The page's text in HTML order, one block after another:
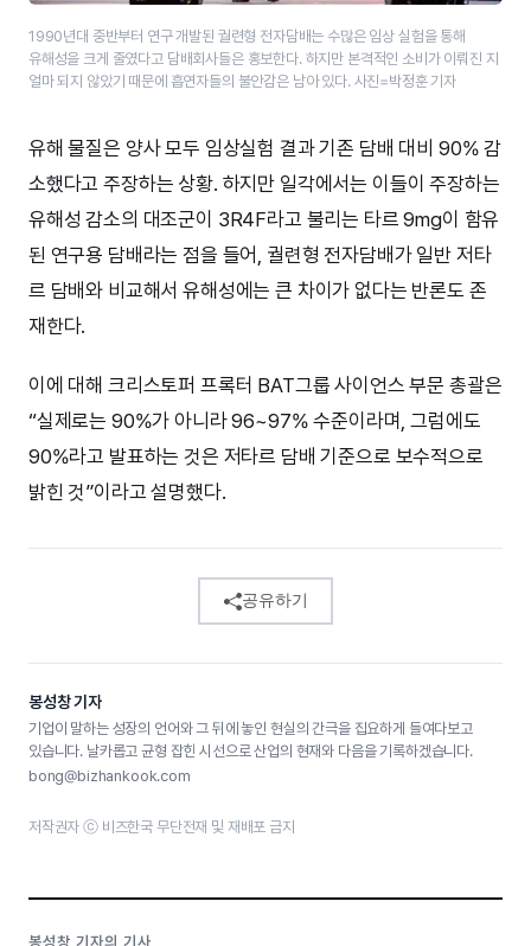
1990년대 중반부터 연구 개발된 궐련형 전자담배는 수많은 임상 실험을 통해
유해성을 크게 줄였다고 ​담배회사들은 ​홍보한다. 하지만 본격적인 소비가 이뤄진 지
얼마 되지 않았기 때문에 흡연자들의 불안감은 남아 있다. 사진=박정훈 기자
유해 물질은 양사 모두 임상실험 결과 기존 담배 대비 90% 감
소했다고 주장하는 상황. 하지만 일각에서는 이들이 주장하는
유해성 감소의 대조군이 3R4F라고 불리는 타르 9mg이 함유
된 연구용 담배라는 점을 들어, 궐련형 전자담배가 일반 저타
르 담배와 비교해서 유해성에는 큰 차이가 없다는 반론도 존
재한다.
이에 대해 크리스토퍼 프록터 BAT그룹 사이언스 부문 총괄은
“실제로는 90%가 아니라 96~97% 수준이라며, 그럼에도
90%라고 발표하는 것은 저타르 담배 기준으로 보수적으로
밝힌 것”이라고 설명했다.
공유하기
봉성창 기자
기업이 말하는 성장의 언어와 그 뒤에 놓인 현실의 간극을 집요하게 들여다보고
있습니다. 날카롭고 균형 잡힌 시선으로 산업의 현재와 다음을 기록하겠습니다.
bong@bizhankook.com
저작권자 ⓒ 비즈한국 무단전재 및 재배포 금지
봉성창 기자의 기사